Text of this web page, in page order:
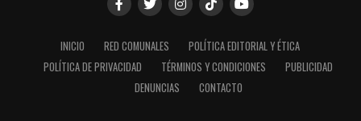
INICIO RED COMUNALES
POLÍTICA EDITORIAL Y ÉTICA
POLÍTICA DE PRIVACIDAD
TÉRMINOS Y CONDICIONES
PUBLICIDAD
DENUNCIAS
CONTACTO